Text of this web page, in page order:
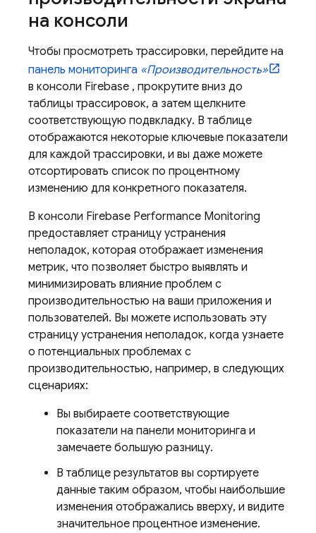
на консоли
Чтобы просмотреть трассировки, перейдите на
панель мониторинга «Производительность»
в консоли Firebase , прокрутите вниз до
таблицы трассировок, а затем щелкните
соответствующую подвкладку. В таблице
отображаются некоторые ключевые показатели
для каждой трассировки, и вы даже можете
отсортировать список по процентному
изменению для конкретного показателя.
В консоли Firebase Performance Monitoring
предоставляет страницу устранения
неполадок, которая отображает изменения
метрик, что позволяет быстро выявлять и
минимизировать влияние проблем с
производительностью на ваши приложения и
пользователей. Вы можете использовать эту
страницу устранения неполадок, когда узнаете
о потенциальных проблемах с
производительностью, например, в следующих
сценариях:
Вы выбираете соответствующие
показатели на панели мониторинга и
замечаете большую разницу.
В таблице результатов вы сортируете
данные таким образом, чтобы наибольшие
изменения отображались вверху, и видите
значительное процентное изменение.